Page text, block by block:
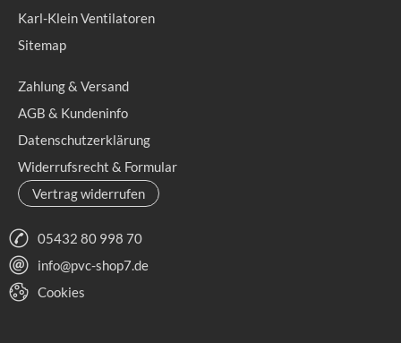
Karl-Klein Ventilatoren
Sitemap
Zahlung & Versand
AGB & Kundeninfo
Datenschutzerklärung
Widerrufsrecht & Formular
Vertrag widerrufen
05432 80 998 70
info@pvc-shop7.de
Cookies